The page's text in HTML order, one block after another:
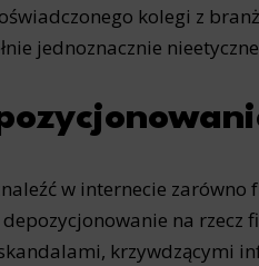
kolegi z
jednoznacznie
w internecie
na rzecz
krzywdzącymi